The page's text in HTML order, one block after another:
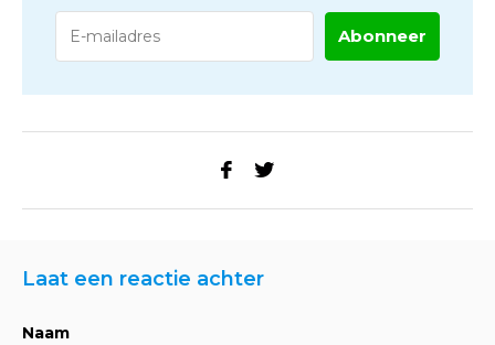
Abonneer
Laat een reactie achter
Naam